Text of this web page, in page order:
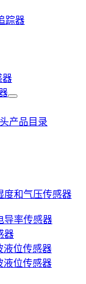
踪器
器
产品目录
度和气压传感器
导率传感器
器
液位传感器
液位传感器